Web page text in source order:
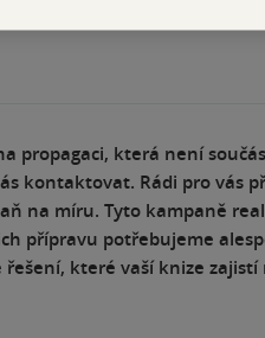
propagaci, která není
kontaktovat. Rádi pro vás
na míru. Tyto kampaně
přípravu potřebujeme
které vaší knize